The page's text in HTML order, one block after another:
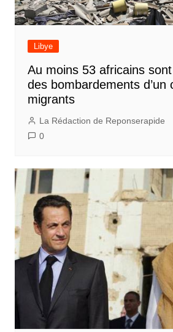
Libye
Au moins 53 africains
des bombardements d’un
migrants
La Rédaction de Reponserapide
0